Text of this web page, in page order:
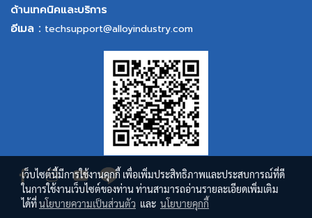
ด้านเทคนิคและบริการ
อีเมล : techsupport@alloyindustry.com
เว็บไซต์นี้มีการใช้งานคุกกี้ เพื่อเพิ่มประสิทธิภาพและประสบการณ์ที่ดี
ในการใช้งานเว็บไซต์ของท่าน ท่านสามารถอ่านรายละเอียดเพิ่มเติม
ได้ที่นโยบายความเป็นส่วนตัว และ นโยบายคุกกี้